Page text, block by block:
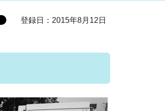
選挙
選挙管理委員会
市制施行周年関連情報
登録日：2015年8月12日